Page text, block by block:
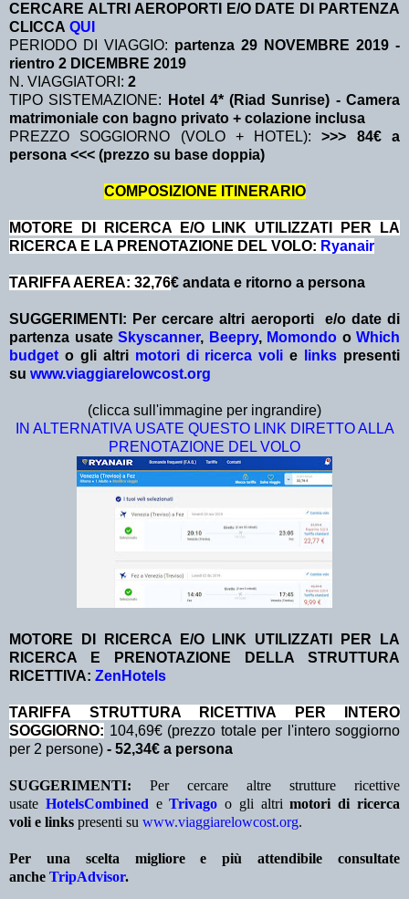
CERCARE ALTRI AEROPORTI E/O DATE DI PARTENZA
CLICCA QUI
PERIODO DI VIAGGIO: partenza 29 NOVEMBRE 2019 -
rientro 2 DICEMBRE 2019
N. VIAGGIATORI: 2
TIPO SISTEMAZIONE:
Hotel 4* (Riad Sunrise) - Camera
matrimoniale con bagno privato + colazione inclusa
PREZZO SOGGIORNO (VOLO + HOTEL):>>> 84€ a
persona <<< (prezzo su base doppia)
COMPOSIZIONE ITINERARIO
MOTORE DI RICERCA E/O LINK UTILIZZATI PER LA
RICERCA E LA PRENOTAZIONE DEL VOLO: Ryanair
TARIFFA AEREA: 32,76€ andata e ritorno a persona
SUGGERIMENTI: Per cercare altri aeroporti e/o date di
partenza usate Skyscanner, Beepry, Momondo o Which
budget o gli altri motori di ricerca voli e links presenti
su www.viaggiarelowcost.org
(clicca sull'immagine per ingrandire)
IN ALTERNATIVA USATE QUESTO LINK DIRETTO ALLA
PRENOTAZIONE DEL VOLO
MOTORE DI RICERCA E/O LINK UTILIZZATI PER LA
RICERCA E PRENOTAZIONE DELLA STRUTTURA
RICETTIVA: ZenHotels
TA RIFFA STRUTTURA RICETTIVA PER INTERO
SOGGIORNO: 104,69€ (prezzo totale per l'intero soggiorno
per 2 persone) - 52,34€ a persona
SUGGERIMENTI: Per cercare altre strutture ricettive
usate HotelsCombined eTrivago o gli altrimotori di ricerca
voli e links presenti su www.viaggiarelowcost.org.
Per una scelta migliore e più attendibile consultate
anche TripAdvisor.